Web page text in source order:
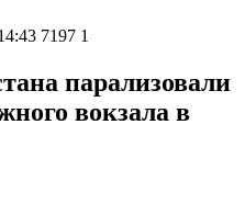
7197 1
парализовали
вокзала в